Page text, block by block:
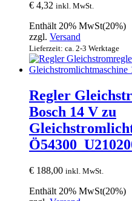
€ 4,32 inkl. MwSt.
Enthält 20% MwSt(20%)
zzgl. Versand
Lieferzeit: ca. 2-3 Werktage
Regler
Bosch 14 V zu
€ 188,00 inkl. MwSt.
Enthält 20% MwSt(20%)